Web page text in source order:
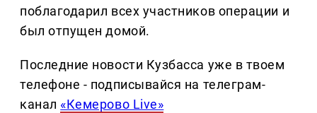
поблагодарил всех участников операции и
был отпущен домой.
Последние новости Кузбасса уже в твоем
телефоне - подписывайся на телеграм-
канал «Кемерово Live»